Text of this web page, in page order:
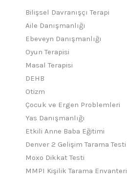
Bilişsel Davranışçı Terapi
Aile Danışmanlığı
Ebeveyn Danışmanlığı
Oyun Terapisi
Masal Terapisi
DEHB
Otizm
Çocuk ve Ergen Problemleri
Yas Danışmanlığı
Etkili Anne Baba Eğitimi
Denver 2 Gelişim Tarama Testi
Moxo Dikkat Testi
MMPI Kişilik Tarama Envanteri